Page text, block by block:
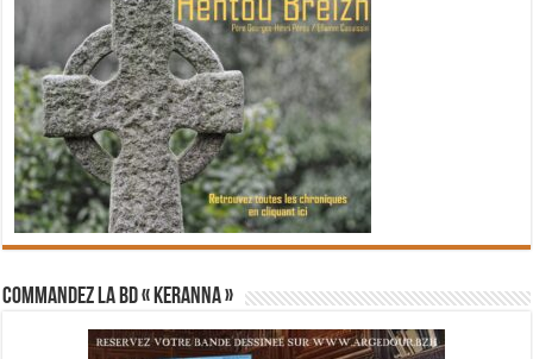
Commandez la BD « Keranna »